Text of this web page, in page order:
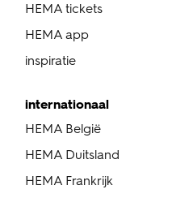
HEMA tickets
HEMA app
inspiratie
internationaal
HEMA België
HEMA Duitsland
HEMA Frankrijk